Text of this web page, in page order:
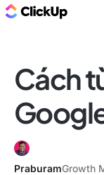
Cách
PraburamGrowth